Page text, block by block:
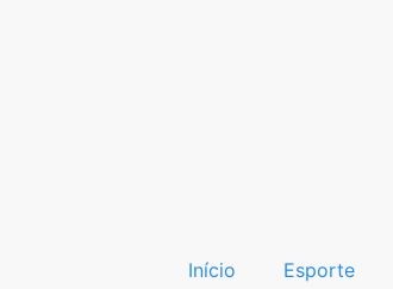
Início Esporte